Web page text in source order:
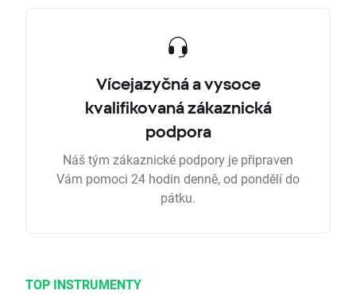
Vícejazyčná a vysoce
kvalifikovaná zákaznická
podpora
Náš tým zákaznické podpory je připraven
Vám pomoci 24 hodin denně, od pondělí do
pátku.
TOP INSTRUMENTY